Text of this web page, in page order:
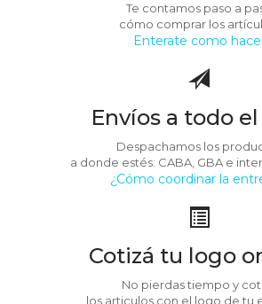
Te contamos paso a
cómo comprar los
Enterate como
Envíos a todo
Despachamos los
a donde estés: CABA, GBA e
¿Cómo coordinar la
Cotizá tu logo
No pierdas tiempo y
los articulos con el logo de tu